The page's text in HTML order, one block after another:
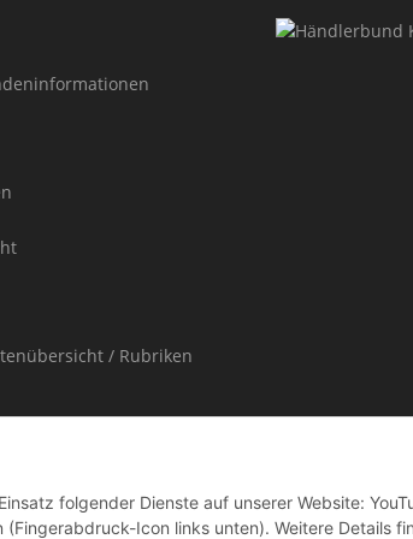
folgender Dienste auf unserer Website:
Icon links unten). Weitere Details
/ Rubriken
enthaltene Umsatzsteuer in der Rechnung nicht